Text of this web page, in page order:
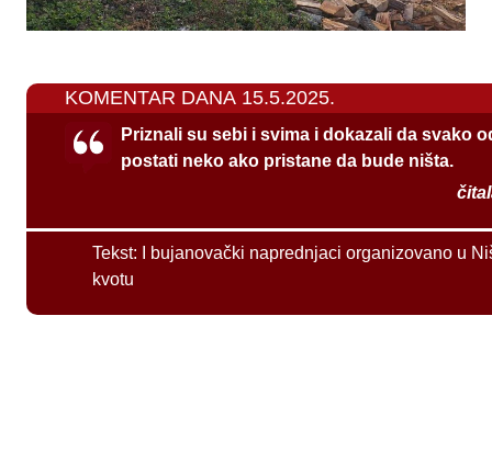
KOMENTAR DANA 15.5.2025.
Priznali su sebi i svima i dokazali da svako
postati neko ako pristane da bude ništa.
Tekst:
I bujanovački naprednjaci organizovano u
kvotu